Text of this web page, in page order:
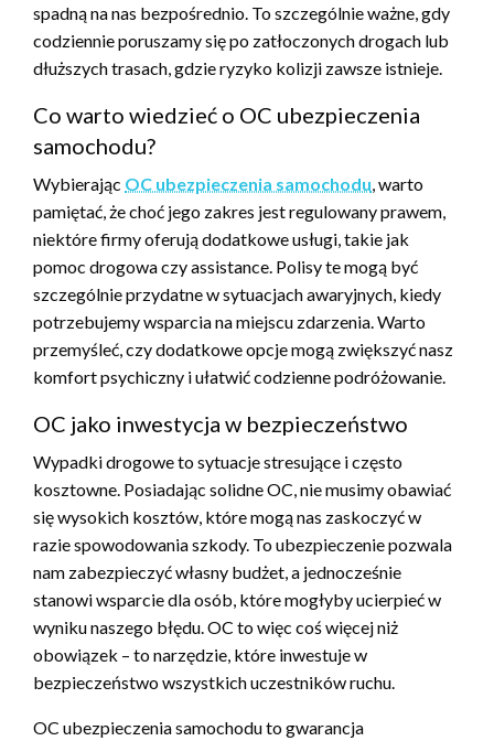
spadną na nas bezpośrednio. To szczególnie ważne, gdy
codziennie poruszamy się po zatłoczonych drogach lub
dłuższych trasach, gdzie ryzyko kolizji zawsze istnieje.
Co warto wiedzieć o OC ubezpieczenia
samochodu?
Wybierając OC ubezpieczenia samochodu, warto
pamiętać, że choć jego zakres jest regulowany prawem,
niektóre firmy oferują dodatkowe usługi, takie jak
pomoc drogowa czy assistance. Polisy te mogą być
szczególnie przydatne w sytuacjach awaryjnych, kiedy
potrzebujemy wsparcia na miejscu zdarzenia. Warto
przemyśleć, czy dodatkowe opcje mogą zwiększyć nasz
komfort psychiczny i ułatwić codzienne podróżowanie.
OC jako inwestycja w bezpieczeństwo
Wypadki drogowe to sytuacje stresujące i często
kosztowne. Posiadając solidne OC, nie musimy obawiać
się wysokich kosztów, które mogą nas zaskoczyć w
razie spowodowania szkody. To ubezpieczenie pozwala
nam zabezpieczyć własny budżet, a jednocześnie
stanowi wsparcie dla osób, które mogłyby ucierpieć w
wyniku naszego błędu. OC to więc coś więcej niż
obowiązek – to narzędzie, które inwestuje w
bezpieczeństwo wszystkich uczestników ruchu.
OC ubezpieczenia samochodu to gwarancja